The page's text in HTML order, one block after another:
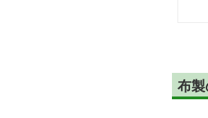
布